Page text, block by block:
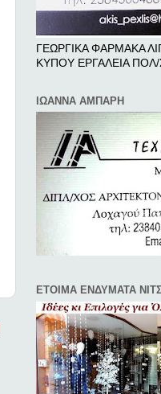
ΓΕΩΡΓΙΚΑ ΦΑΡΜΑΚΑ
ΚΥΠΟΥ ΕΡΓΑΛΕΙΑ ΠΟΛ/
ΙΩΑΝΝΑ ΑΜΠΑΡΗ
ΕΤΟΙΜΑ ΕΝΔΥΜΑΤΑ